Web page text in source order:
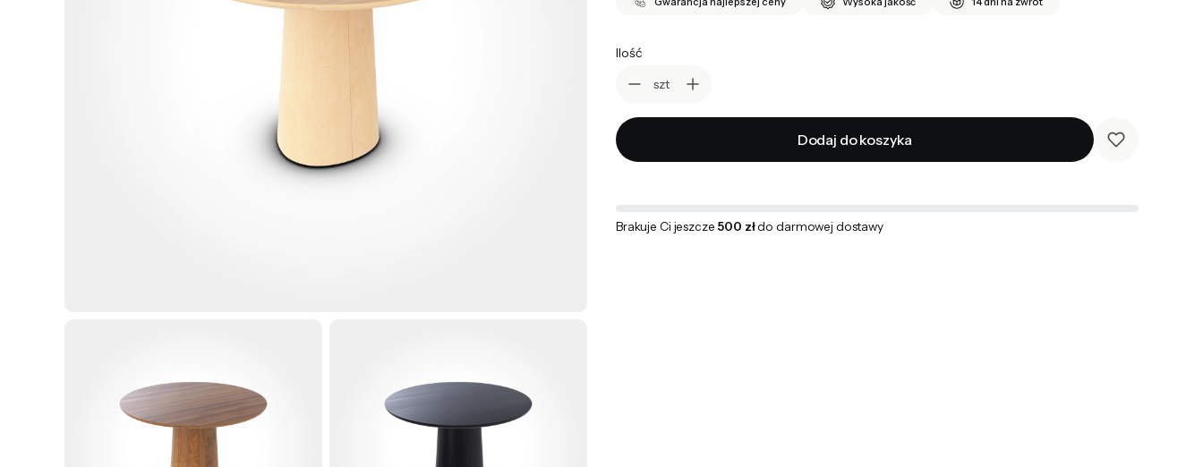
Ilość
szt
Dodaj do koszyka
Brakuje Ci jeszcze 500 złdo darmowej dostawy